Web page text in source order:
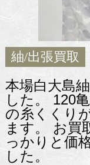
紬/出張買取
本場白大島
した。 120
の糸くくり
ます。 お買
っかりと価
した。